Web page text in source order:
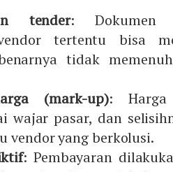
tender: Dokumen
tertentu bisa
tidak
(mark-up): Harga
wajar pasar, dan
vendor yang berkolusi.
: Pembayaran